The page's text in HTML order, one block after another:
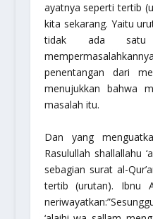
ayatnya seperti tertib
kita sekarang. Yaitu
tidak ada satu
penentangan dari
menujukkan bahwa
masalah itu.
Dan yang
Rasulullah shallallahu
sebagian surat al-
tertib (urutan). Ibnu
neriwayatkan: